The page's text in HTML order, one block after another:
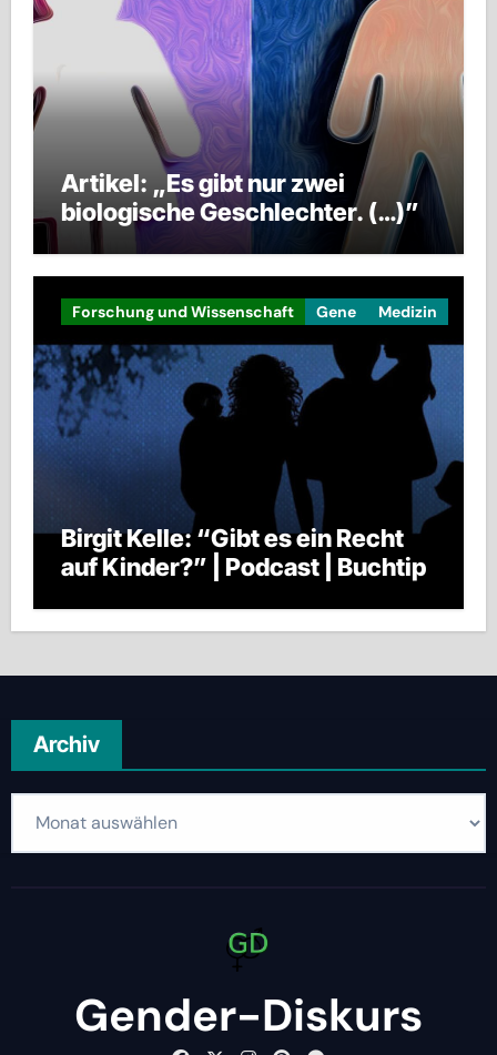
Artikel: „Es gibt nur zwei
biologische Geschlechter. (…)”
Forschung und Wissenschaft Gene Medizin
Birgit Kelle: “Gibt es ein Recht
auf Kinder?” | Podcast | Buchtip
Archiv
Gender-Diskurs